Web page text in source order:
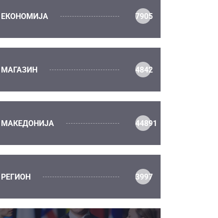
ЕКОНОМИЈА 7905
МАГАЗИН 4842
МАКЕДОНИЈА 44891
РЕГИОН 3997